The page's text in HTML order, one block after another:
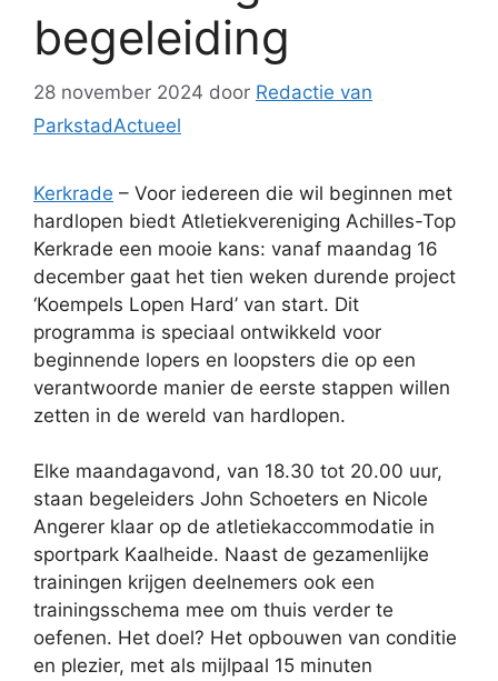
begeleiding
28 november 2024 door Redactie van
ParkstadActueel
Kerkrade – Voor iedereen die wil beginnen met
hardlopen biedt Atletiekvereniging Achilles-Top
Kerkrade een mooie kans: vanaf maandag 16
december gaat het tien weken durende project
‘Koempels Lopen Hard’ van start. Dit
programma is speciaal ontwikkeld voor
beginnende lopers en loopsters die op een
verantwoorde manier de eerste stappen willen
zetten in de wereld van hardlopen.
Elke maandagavond, van 18.30 tot 20.00 uur,
staan begeleiders John Schoeters en Nicole
Angerer klaar op de atletiekaccommodatie in
sportpark Kaalheide. Naast de gezamenlijke
trainingen krijgen deelnemers ook een
trainingsschema mee om thuis verder te
oefenen. Het doel? Het opbouwen van conditie
en plezier, met als mijlpaal 15 minuten